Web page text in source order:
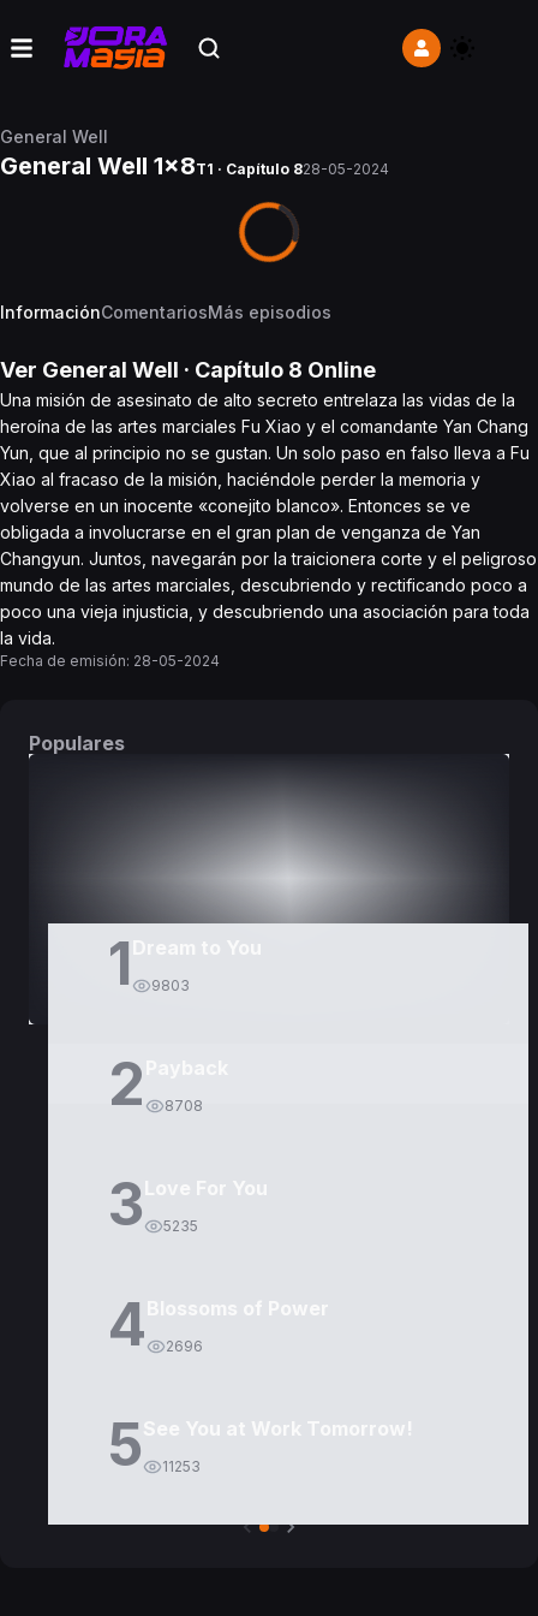
General Well
General Well 1x8T1 · Capítulo 828-05-2024
InformaciónComentariosMás episodios
Ver General Well · Capítulo 8 Online
Una misión de asesinato de alto secreto entrelaza las vidas de la
heroína de las artes marciales Fu Xiao y el comandante Yan Chang
Yun, que al principio no se gustan. Un solo paso en falso lleva a Fu
Xiao al fracaso de la misión, haciéndole perder la memoria y
volverse en un inocente «conejito blanco». Entonces se ve
obligada a involucrarse en el gran plan de venganza de Yan
Changyun. Juntos, navegarán por la traicionera corte y el peligroso
mundo de las artes marciales, descubriendo y rectificando poco a
poco una vieja injusticia, y descubriendo una asociación para toda
la vida.
Fecha de emisión: 28-05-2024
Populares
1 9803
2 8708
3Love For You
5235
4Blossoms of Power
2696
5See You at Work Tomorrow!
11253